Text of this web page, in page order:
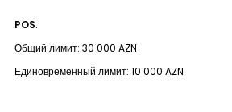
Сеть обслуживания
POS:
Общий лимит: 30 000 AZN
Единовременный лимит: 10 000 AZN